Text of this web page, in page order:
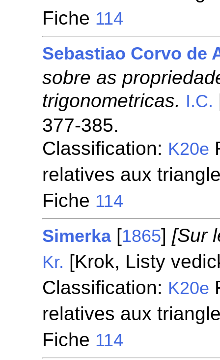
Fiche 114
Sebastiao Corvo de
sobre as
trigonometricas. I.C.
377-385.
Classification: K20e
relatives aux
Fiche 114
Simerka [1865] [Sur
Kr. [Krok, Listy
Classification: K20e
relatives aux
Fiche 114